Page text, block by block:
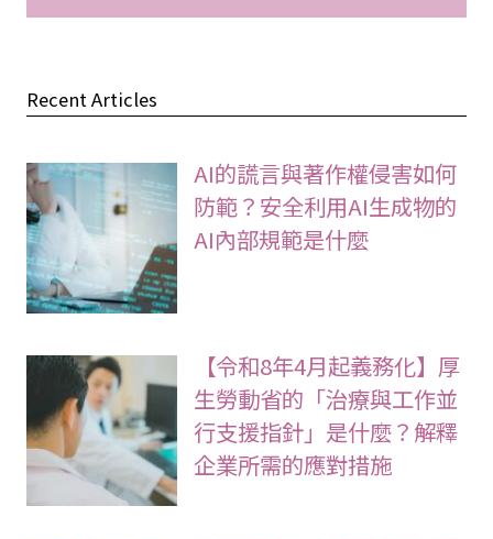
Recent Articles
AI的謊言與著作權侵害如何
防範？安全利用AI生成物的
AI內部規範是什麼
【令和8年4月起義務化】厚
生勞動省的「治療與工作並
行支援指針」是什麼？解釋
企業所需的應對措施